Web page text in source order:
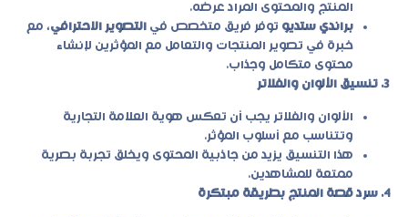
المنتج والمحتوى المراد عرضه.
براندي ستديو توفر فريق متخصص في التصوير الاحترافي، مع
خبرة في تصوير المنتجات والتعامل مع المؤثرين لإنشاء
محتوى متكامل وجذاب.
3. تنسيق الألوان والفلاتر
الألوان والفلاتر يجب أن تعكس هوية العلامة التجارية
وتتناسب مع أسلوب المؤثر.
هذا التنسيق يزيد من جاذبية المحتوى ويخلق تجربة بصرية
ممتعة للمشاهدين.
4. سرد قصة المنتج بطريقة مبتكرة